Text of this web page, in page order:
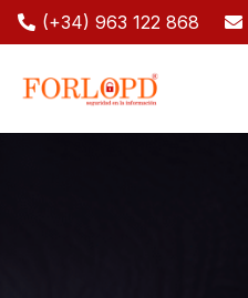
(+34) 963 122 868